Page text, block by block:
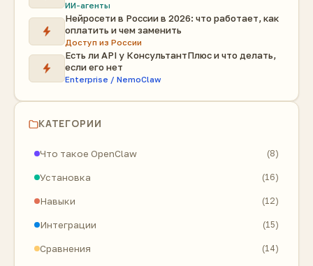
ИИ-агенты
Нейросети в России в 2026: что работает, как
оплатить и чем заменить
Доступ из России
Есть ли API у КонсультантПлюс и что делать,
если его нет
Enterprise / NemoClaw
КАТЕГОРИИ
Что такое OpenClaw (8)
Установка (16)
Навыки (12)
Интеграции (15)
Сравнения (14)